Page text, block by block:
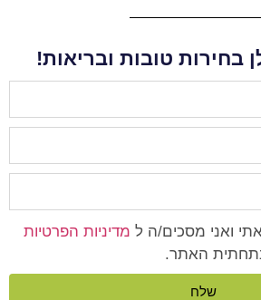
בחירות טובות ובריאות!
ואני מסכים/ה ל מדיניות הפרטיות
האתר.
שלח